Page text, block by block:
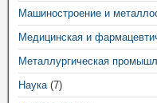
Машиностроение и
Медицинская и
Металлургическая
Наука(7)